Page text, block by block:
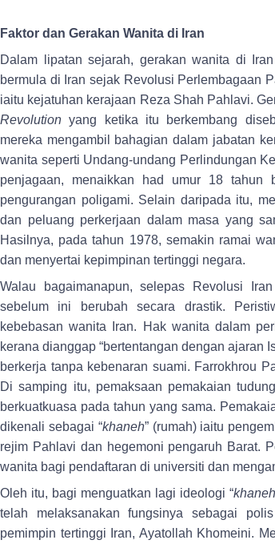
Faktor dan Gerakan Wanita di Iran
Dalam lipatan sejarah, gerakan wanita di
bermula di Iran sejak Revolusi Perlembagaan
iaitu kejatuhan kerajaan Reza Shah Pahlavi.
Revolution yang ketika itu berkembang
mereka mengambil bahagian dalam jabatan
wanita seperti Undang-undang Perlindungan
penjagaan, menaikkan had umur 18
pengurangan poligami. Selain daripada itu,
dan peluang perkerjaan dalam masa yang
Hasilnya, pada tahun 1978, semakin ramai
dan menyertai kepimpinan tertinggi negara.
Walau bagaimanapun, selepas Revolusi
sebelum ini berubah secara drastik.
kebebasan wanita Iran. Hak wanita dalam
kerana dianggap “bertentangan dengan ajaran
berkerja tanpa kebenaran suami. Farrokhrou
Di samping itu, pemaksaan pemakaian
berkuatkuasa pada tahun yang sama.
dikenali sebagai “khaneh” (rumah) iaitu
rejim Pahlavi dan hegemoni pengaruh Barat.
wanita bagi pendaftaran di universiti dan
Oleh itu, bagi menguatkan lagi ideologi “
telah melaksanakan fungsinya sebagai
pemimpin tertinggi Iran, Ayatollah Khomeini.